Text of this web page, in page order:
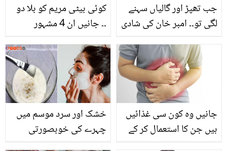
کوئی بیٹی مریم کو بلا دو
۔۔ جانیں ان 4 مشہور
خراش واقعات جس نے
انہیں ہلا کر رکھ دیا، ویڈیو
جب تھپڑ اور گالیاں سہنے
لگی تو۔۔ امبر خان کی شادی
تھی؟ بتاتے ہوئے رو پڑیں
خشک اور سرد موسم میں
چہرے کی خوبصورتی
جانیں وہ کون سی غذائیں
ہیں جن کا استعمال کر کے